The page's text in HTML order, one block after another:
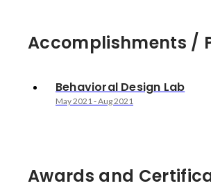
Accomplishments /
Behavioral Design Lab
May 2021-Aug 2021
Awards and